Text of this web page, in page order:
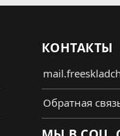
КОНТАКТЫ
Обратная